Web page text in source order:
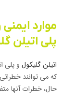
موارد
پلی اتیلن
اتیلن گلیکول و پلی
که می توانند
حال، خطرات آنها